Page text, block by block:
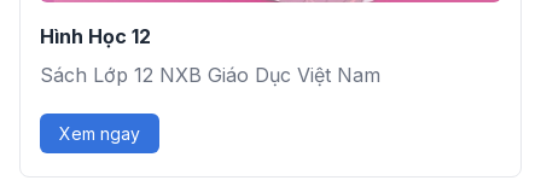
Hình Học 12
Sách Lớp 12 NXB Giáo Dục Việt Nam
Xem ngay